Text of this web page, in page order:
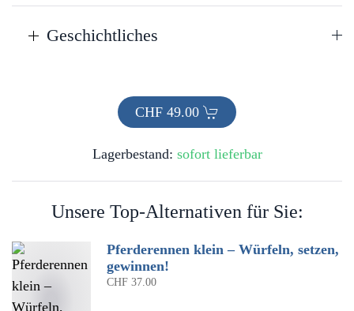
Geschichtliches
CHF 49.00
Lagerbestand: sofort lieferbar
Unsere Top-Alternativen für Sie:
Pferderennen klein – Würfeln, setzen,
gewinnen!
CHF 37.00